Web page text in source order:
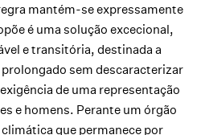
mantém-se expressamente
é uma solução excecional,
e transitória, destinada a
sem descaracterizar
de uma representação
e homens. Perante um órgão
que permanece por